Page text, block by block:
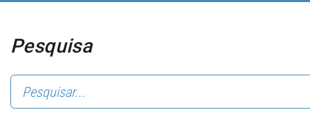
Pesquisa